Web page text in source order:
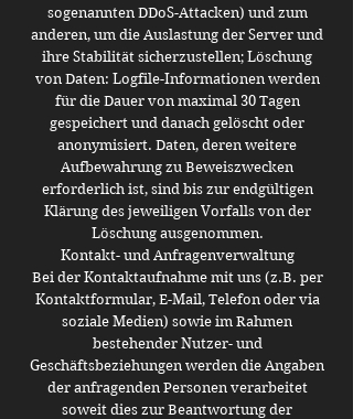
sogenannten DDoS-Attacken) und zum
anderen, um die Auslastung der Server und
ihre Stabilität sicherzustellen; Löschung
von Daten: Logfile-Informationen werden
für die Dauer von maximal 30 Tagen
gespeichert und danach gelöscht oder
anonymisiert. Daten, deren weitere
Aufbewahrung zu Beweiszwecken
erforderlich ist, sind bis zur endgültigen
Klärung des jeweiligen Vorfalls von der
Löschung ausgenommen.
Kontakt- und Anfragenverwaltung
Bei der Kontaktaufnahme mit uns (z.B. per
Kontaktformular, E-Mail, Telefon oder via
soziale Medien) sowie im Rahmen
bestehender Nutzer- und
Geschäftsbeziehungen werden die Angaben
der anfragenden Personen verarbeitet
soweit dies zur Beantwortung der